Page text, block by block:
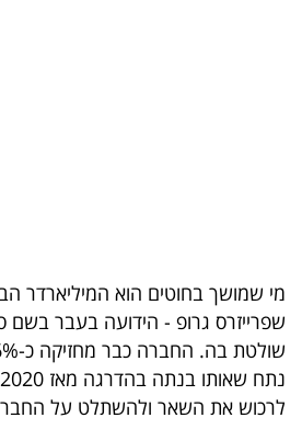
הכלכלי
פודקאסט
40
מי שמושך בחוטים הוא המיליארדר
שפרייזרס גרופ - הידועה בעבר בשם
לרכוש את השאר ולהשתלט על